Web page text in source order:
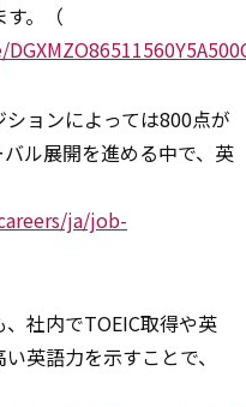
。（
ョンによっては800点が
ル展開を進める中で、英
ja/job-
社内でTOEIC取得や英
英語力を示すことで、